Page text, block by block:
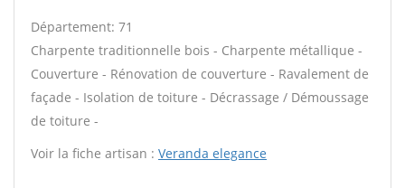
Département: 71
Charpente traditionnelle bois - Charpente métallique -
Couverture - Rénovation de couverture - Ravalement de
façade - Isolation de toiture - Décrassage / Démoussage
de toiture -
Voir la fiche artisan : Veranda elegance